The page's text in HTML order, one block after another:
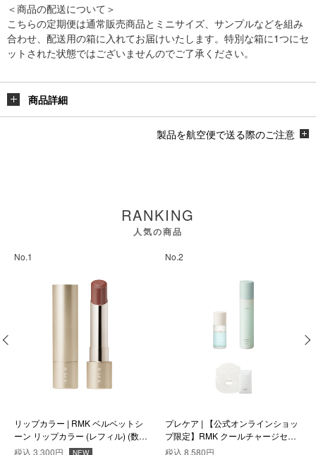
＜商品の配送について＞
こちらの定期便は通常販売商品とミニサイズ、サンプルなどを組み
合わせ、配送用の箱に入れてお届けいたします。特別な箱に1つにセ
ットされた状態ではございませんのでご了承ください。
商品詳細
製品を航空便で送る際のご注意
RANKING
人気の商品
No.1
リップカラー | RMK ベルベットシ
ーン リップカラー (レフィル) (数量
限定色) EX-06
税込 3,300円 NEW
No.2
プレケア | 【公式オンラインショッ
プ限定】RMK クールチャージセッ
ト
税込 8,580円